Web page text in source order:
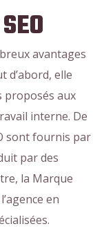
avantages
d’abord, elle
proposés aux
interne. De
sont fournis par
par des
la Marque
en